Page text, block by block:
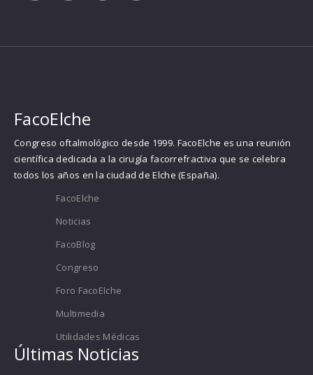
FacoElche
Congreso oftalmológico desde 1999. FacoElche es una reunión
científica dedicada a la cirugía facorrefractiva que se celebra
todos los años en la ciudad de Elche (España).
FacoElche
Noticias
FacoBlog
Congreso
Foro FacoElche
Multimedia
Utilidades Médicas
Últimas Noticias